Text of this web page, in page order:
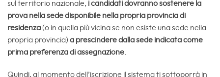
sul territorio nazionale, i candidati dovranno sostenere la
prova nella sede disponibile nella propria provincia di
residenza(o in quella più vicina se non esiste una sede nella
propria provincia) a prescindere dalla sede indicata come
prima preferenza di assegnazione
Quindi, al momento dell’iscrizione il sistema ti sottoporrà in